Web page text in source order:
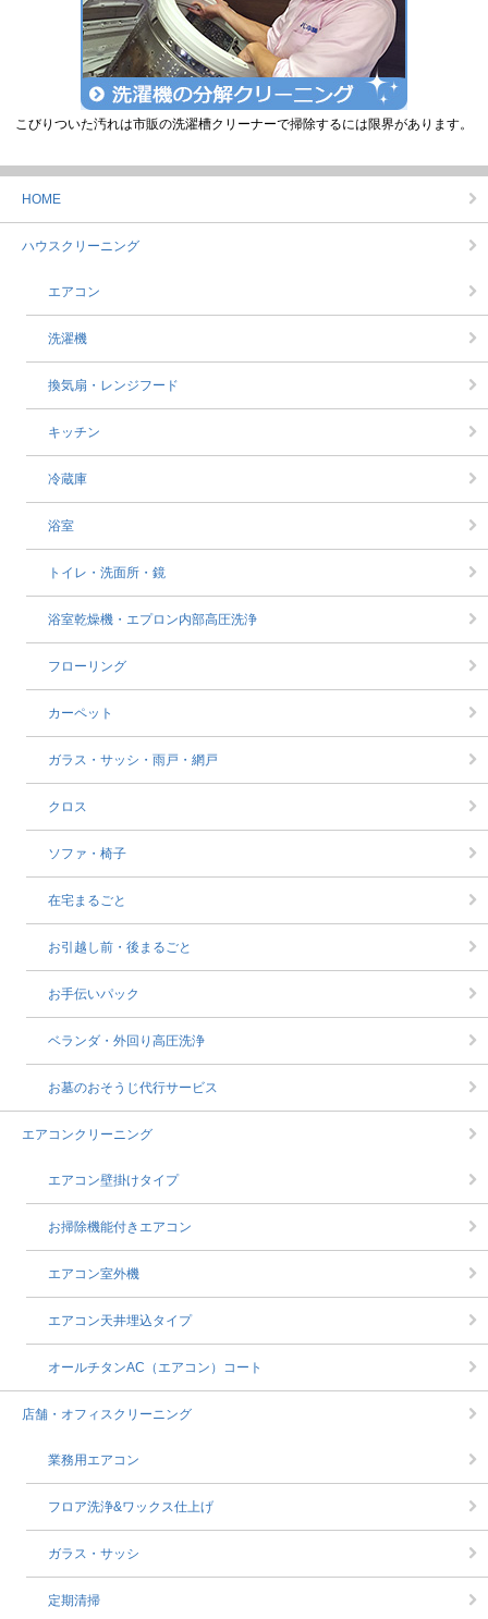
こびりついた汚れは市販の洗濯槽クリーナーで掃除するには限界があります。
HOME
ハウスクリーニング
エアコン
洗濯機
換気扇・レンジフード
キッチン
冷蔵庫
浴室
トイレ・洗面所・鏡
浴室乾燥機・エプロン内部高圧洗浄
フローリング
カーペット
ガラス・サッシ・雨戸・網戸
クロス
ソファ・椅子
在宅まるごと
お引越し前・後まるごと
お手伝いパック
ベランダ・外回り高圧洗浄
お墓のおそうじ代行サービス
エアコンクリーニング
エアコン壁掛けタイプ
お掃除機能付きエアコン
エアコン室外機
エアコン天井埋込タイプ
オールチタンAC（エアコン）コート
店舗・オフィスクリーニング
業務用エアコン
フロア洗浄&ワックス仕上げ
ガラス・サッシ
定期清掃